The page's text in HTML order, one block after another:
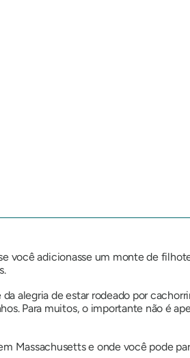
você adicionasse um monte de
alegria de estar rodeado por
Para muitos, o importante não é
Massachusetts e onde você pode